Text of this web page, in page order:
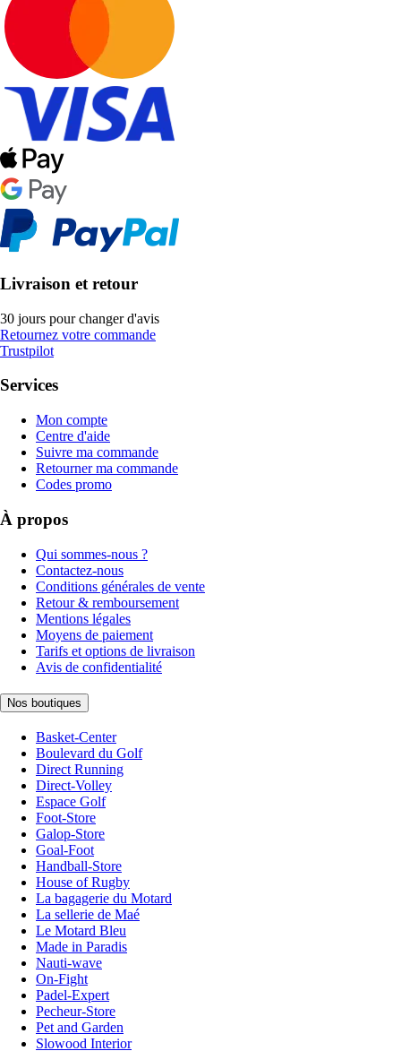
Livraison et retour
30 jours pour changer d'avis
Retournez votre commande
Trustpilot
Services
Mon compte
Centre d'aide
Suivre ma commande
Retourner ma commande
Codes promo
À propos
Qui sommes-nous ?
Contactez-nous
Conditions générales de vente
Retour & remboursement
Mentions légales
Moyens de paiement
Tarifs et options de livraison
Avis de confidentialité
Nos boutiques
Basket-Center
Boulevard du Golf
Direct Running
Direct-Volley
Espace Golf
Foot-Store
Galop-Store
Goal-Foot
Handball-Store
House of Rugby
La bagagerie du Motard
La sellerie de Maé
Le Motard Bleu
Made in Paradis
Nauti-wave
On-Fight
Padel-Expert
Pecheur-Store
Pet and Garden
Slowood Interior